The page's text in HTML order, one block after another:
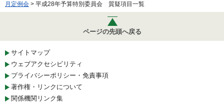
月定例会 > 平成28年予算特別委員会 質疑項目一覧
ページの先頭へ戻る
サイトマップ
ウェブアクセシビリティ
プライバシーポリシー・免責事項
著作権・リンクについて
関係機関リンク集